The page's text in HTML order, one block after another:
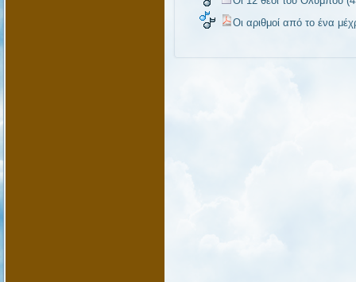
Οι αριθμοί από το ένα